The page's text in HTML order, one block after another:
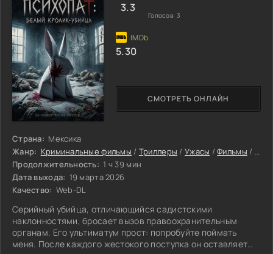
Страна: Мексика
Жанр: Криминальные фильмы / Триллеры / Ужасы /Фильмы /
Продолжительность: 1 ч 39 мин
Дата выхода: 19 марта 2026
Качество: Web-DL
Серийный убийца, отличающийся садистскими
наклонностями, бросает вызов правоохранительным
органам. Его ультиматум прост: попробуйте поймать
меня. После каждого жестокого поступка он оставляет
СМОТРЕТЬ ОНЛАЙН
3.3
Голосов: 3
5.30